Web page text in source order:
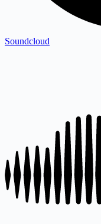
Soundcloud